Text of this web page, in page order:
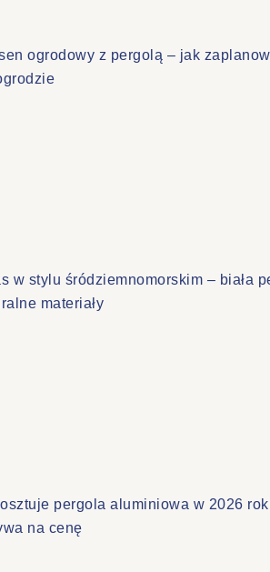
ogrodowy z pergolą – jak
w stylu śródziemnomorskim – biała
materiały
pergola aluminiowa w 2026
na cenę